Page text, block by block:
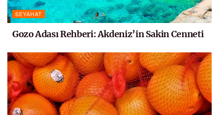
SEYAHAT
Gozo Adası Rehberi: Akdeniz’in Sakin Cenneti